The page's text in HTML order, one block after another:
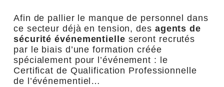
Afin de pallier le manque de personnel dans
ce secteur déjà en tension, des agents de
sécurité événementielle seront recrutés
par le biais d’une formation créée
spécialement pour l’événement : le
Certificat de Qualification Professionnelle
de l’événementiel…